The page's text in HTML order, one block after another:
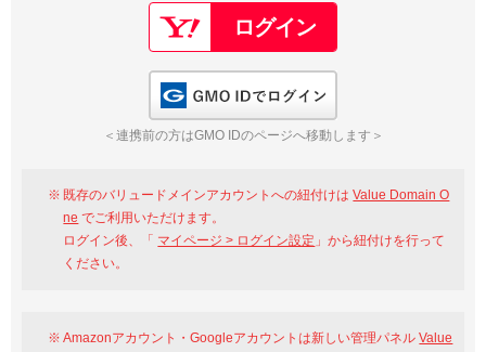
Google
GMO ID Amazon
※AmazonはValue Domain Oneのログイン画面へ遷移します
以下でも登録可能
Google Yahoo!
GMO ID
＜連携前の方はGMO IDのページへ移動します＞
既存のバリュードメインアカウントへの紐付けはValue Domain O
ne でご利用いただけます。
ログイン後、「 マイページ > ログイン設定 」から紐付けを行って
ください。
Amazonアカウント・Googleアカウントは新しい管理パネルValue